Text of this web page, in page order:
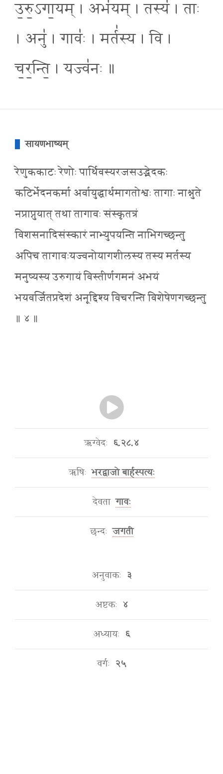
उ॒रु॒ऽगा॒यम् । अभ॑यम् । तस्य॑ । ताः
। अनु॑ । गावः॑ । मर्त॑स्य । वि ।
च॒र॒न्ति॒ । यज्व॑नः ॥
सायणभाष्यम्
रेणुककाटः रेणोः पार्थिवस्यरजसउद्भेदकः
कटिर्भेदनकर्मा अर्वायुद्धार्थमागतोश्वः तागाः नाश्नुते
नप्राप्नुयात् तथा तागावः संस्कृतत्रं
विशसनादिसंस्कारं नाभ्युपयन्ति नाभिगच्छन्तु
अपिच तागावःयज्वनोयागशीलस्य तस्य मर्तस्य
मनुष्यस्य उरुगायं विस्तीर्णगमनं अभयं
भयवर्जितप्रदेशं अनूद्दिश्य विचरन्ति विशेषेणगच्छन्तु
॥ ४ ॥
ऋग्वेदः ६.२८.४
ऋषिः भरद्वाजो बार्हस्पत्यः
देवता गावः
छन्दः जगती
अनुवाकः ३
अष्टकः ४
अध्यायः ६
वर्गः २५